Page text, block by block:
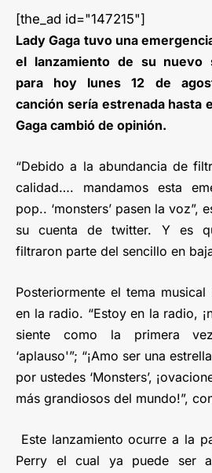
[the_ad id="147215"]
Lady Gaga tuvo una
el lanzamiento de su nuevo
para hoy lunes 12 de
canción sería estrenada hasta
Gaga cambió de opinión.
“Debido a la abundancia de
calidad…. mandamos esta
pop.. ‘monsters’ pasen la voz”,
su cuenta de twitter. Y es
filtraron parte del sencillo en
Posteriormente el tema
en la radio. “Estoy en la radio,
siente como la primera
‘aplauso'”; “¡Amo ser una
por ustedes ‘Monsters’,
más grandiosos del mundo!”,
Este lanzamiento ocurre a la
Perry el cual ya puede ser